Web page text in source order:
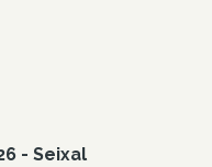
- Seixal